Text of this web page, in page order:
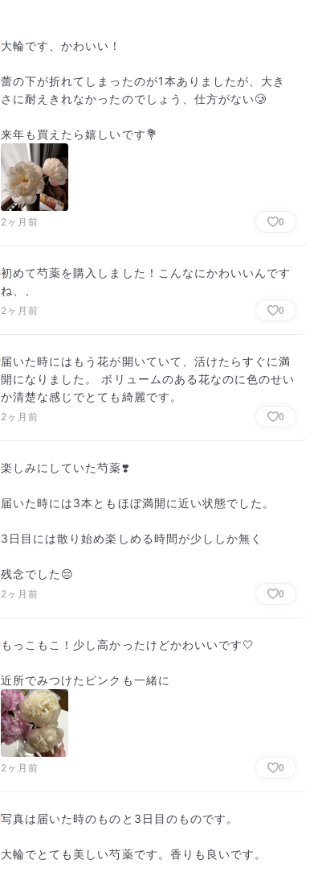
大輪です、かわいい！
蕾の下が折れてしまったのが1本ありましたが、大き
さに耐えきれなかったのでしょう、仕方がない🥲
来年も買えたら嬉しいです💐
2ヶ月前 0
初めて芍薬を購入しました！こんなにかわいいんです
ね、、
2ヶ月前 0
届いた時にはもう花が開いていて、活けたらすぐに満
開になりました。 ボリュームのある花なのに色のせい
か清楚な感じでとても綺麗です。
2ヶ月前 0
楽しみにしていた芍薬❣️
届いた時には3本ともほぼ満開に近い状態でした。
3日目には散り始め楽しめる時間が少ししか無く
残念でした😔
2ヶ月前 0
もっこもこ！少し高かったけどかわいいです🤍
近所でみつけたピンクも一緒に
2ヶ月前 0
写真は届いた時のものと3日目のものです。
大輪でとても美しい芍薬です。香りも良いです。